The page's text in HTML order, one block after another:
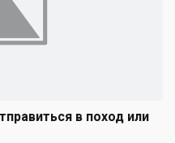
в поход или